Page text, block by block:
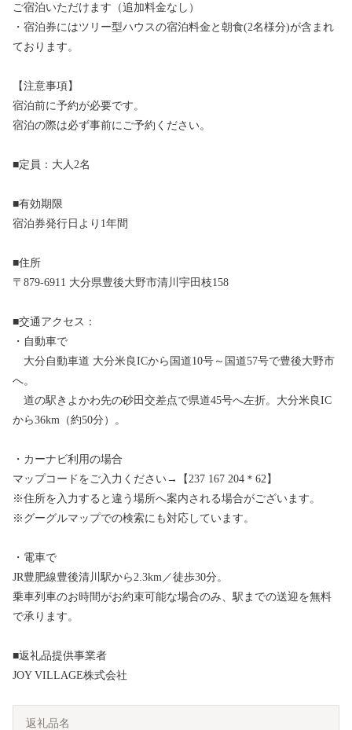
ご宿泊いただけます（追加料金なし）
・宿泊券にはツリー型ハウスの宿泊料金と朝食(2名様分)が含まれ
ております。
【注意事項】
宿泊前に予約が必要です。
宿泊の際は必ず事前にご予約ください。
■定員：大人2名
■有効期限
宿泊券発行日より1年間
■住所
〒879-6911 大分県豊後大野市清川宇田枝158
■交通アクセス：
・自動車で
大分自動車道 大分米良ICから国道10号～国道57号で豊後大野市
へ。
道の駅きよかわ先の砂田交差点で県道45号へ左折。大分米良IC
から36km（約50分）。
・カーナビ利用の場合
マップコードをご入力ください→【237 167 204＊62】
※住所を入力すると違う場所へ案内される場合がございます。
※グーグルマップでの検索にも対応しています。
・電車で
JR豊肥線豊後清川駅から2.3km／徒歩30分。
乗車列車のお時間がお約束可能な場合のみ、駅までの送迎を無料
で承ります。
■返礼品提供事業者
JOY VILLAGE株式会社
返礼品名